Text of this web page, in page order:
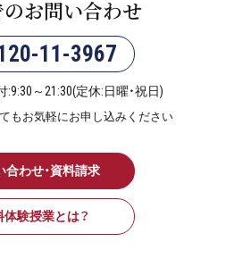
お問い合わせ
11-3967
:9:30～21:30(定休:日曜・祝日)
もお気軽にお申し込みください
合わせ・資料請求
体験授業とは？